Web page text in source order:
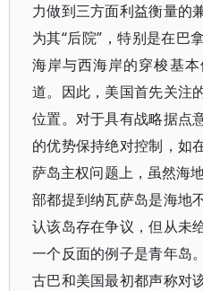
力做到三方面利益衡量的
为其“后院”，特别是在巴
海岸与西海岸的穿梭基
道。因此，美国首先关注
位置。对于具有战略据点
的优势保持绝对控制，如
萨岛主权问题上，虽然海
部都提到纳瓦萨岛是海地
认该岛存在争议，但从未
一个反面的例子是青年岛
古巴和美国最初都声称对